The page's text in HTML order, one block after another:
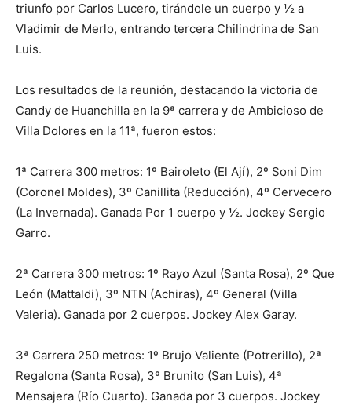
triunfo por Carlos Lucero, tirándole un cuerpo y ½ a
Vladimir de Merlo, entrando tercera Chilindrina de San
Luis.
Los resultados de la reunión, destacando la victoria de
Candy de Huanchilla en la 9ª carrera y de Ambicioso de
Villa Dolores en la 11ª, fueron estos:
1ª Carrera 300 metros: 1º Bairoleto (El Ají), 2º Soni Dim
(Coronel Moldes), 3º Canillita (Reducción), 4º Cervecero
(La Invernada). Ganada Por 1 cuerpo y ½. Jockey Sergio
Garro.
2ª Carrera 300 metros: 1º Rayo Azul (Santa Rosa), 2º Que
León (Mattaldi), 3º NTN (Achiras), 4º General (Villa
Valeria). Ganada por 2 cuerpos. Jockey Alex Garay.
3ª Carrera 250 metros: 1º Brujo Valiente (Potrerillo), 2ª
Regalona (Santa Rosa), 3º Brunito (San Luis), 4ª
Mensajera (Río Cuarto). Ganada por 3 cuerpos. Jockey